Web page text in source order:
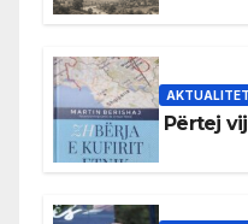
AKTUALITET
Përtej